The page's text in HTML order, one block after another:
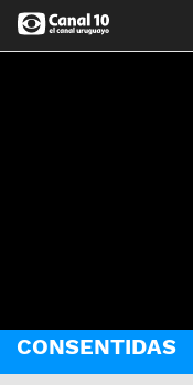
CONSENTIDAS